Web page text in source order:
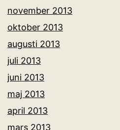
november 2013
oktober 2013
augusti 2013
juli 2013
juni 2013
maj 2013
april 2013
mars 2013